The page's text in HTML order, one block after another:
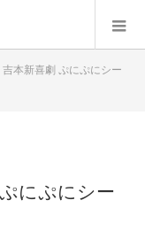
本新喜劇 ぷにぷにシー
にぷにシー